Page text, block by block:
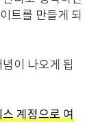
트를 만들게 되
이 나오게 됩
계정으로 여